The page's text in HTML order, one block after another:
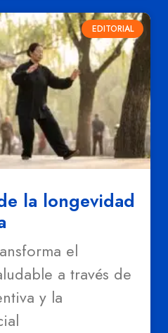
EDITORIAL
la longevidad
el
a través de
y la